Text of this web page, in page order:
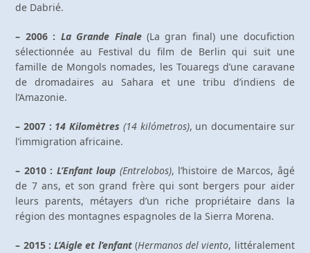
de Dabrié.
– 2006 : La Grande Finale(La gran final) une docufiction
sélectionnée au Festival du film de Berlin qui suit une
famille de Mongols nomades, les Touaregs d’une caravane
de dromadaires au Sahara et une tribu d’indiens de
l’Amazonie.
– 2007 : 14 Kilomètres (14 kilómetros), un documentaire sur
l’immigration africaine.
– 2010 : L’Enfant loup (Entrelobos), l’histoire de Marcos, âgé
de 7 ans, et son grand frère qui sont bergers pour aider
leurs parents, métayers d’un riche propriétaire dans la
région des montagnes espagnoles de la Sierra Morena.
– 2015 :L’Aigle et l’enfant(Hermanos del viento, littéralement